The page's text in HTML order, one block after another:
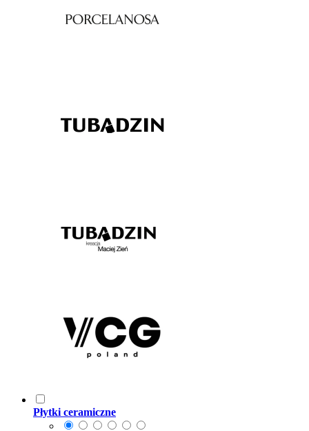
Płytki ceramiczne